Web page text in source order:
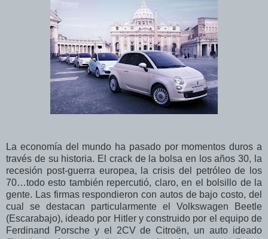
La economía del mundo ha pasado por momentos duros a
través de su historia. El crack de la bolsa en los años 30, la
recesión post-guerra europea, la crisis del petróleo de los
70…todo esto también repercutió, claro, en el bolsillo de la
gente. Las firmas respondieron con autos de bajo costo, del
cual se destacan particularmente el Volkswagen Beetle
(Escarabajo), ideado por Hitler y construido por el equipo de
Ferdinand Porsche y el 2CV de Citroën, un auto ideado